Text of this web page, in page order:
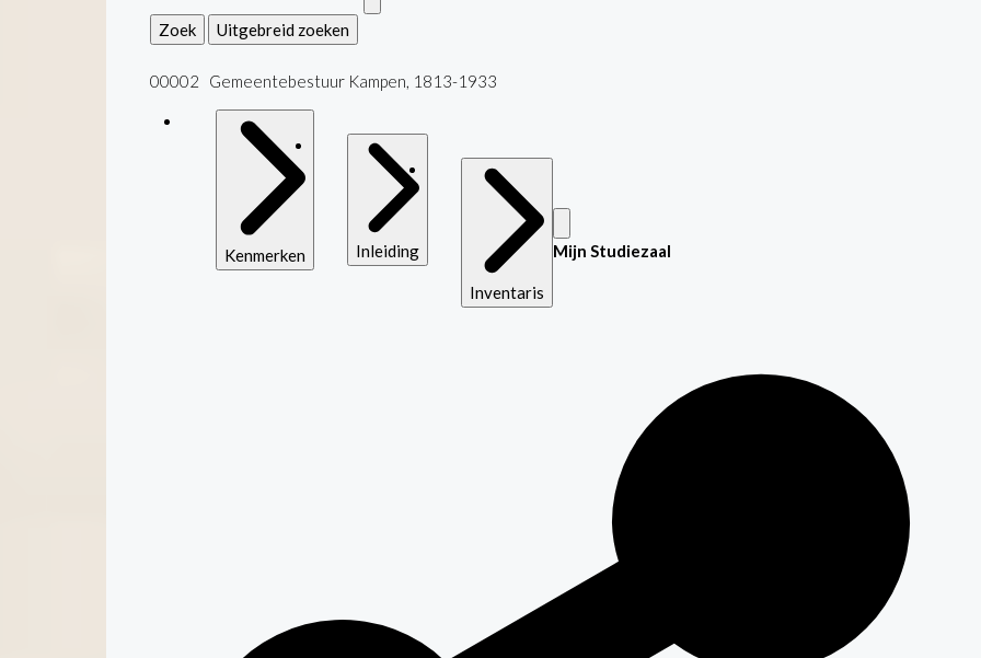
Zoek Uitgebreid zoeken
00002 Gemeentebestuur Kampen, 1813-1933
Kenmerken Inleiding
Inventaris
Mijn Studiezaal